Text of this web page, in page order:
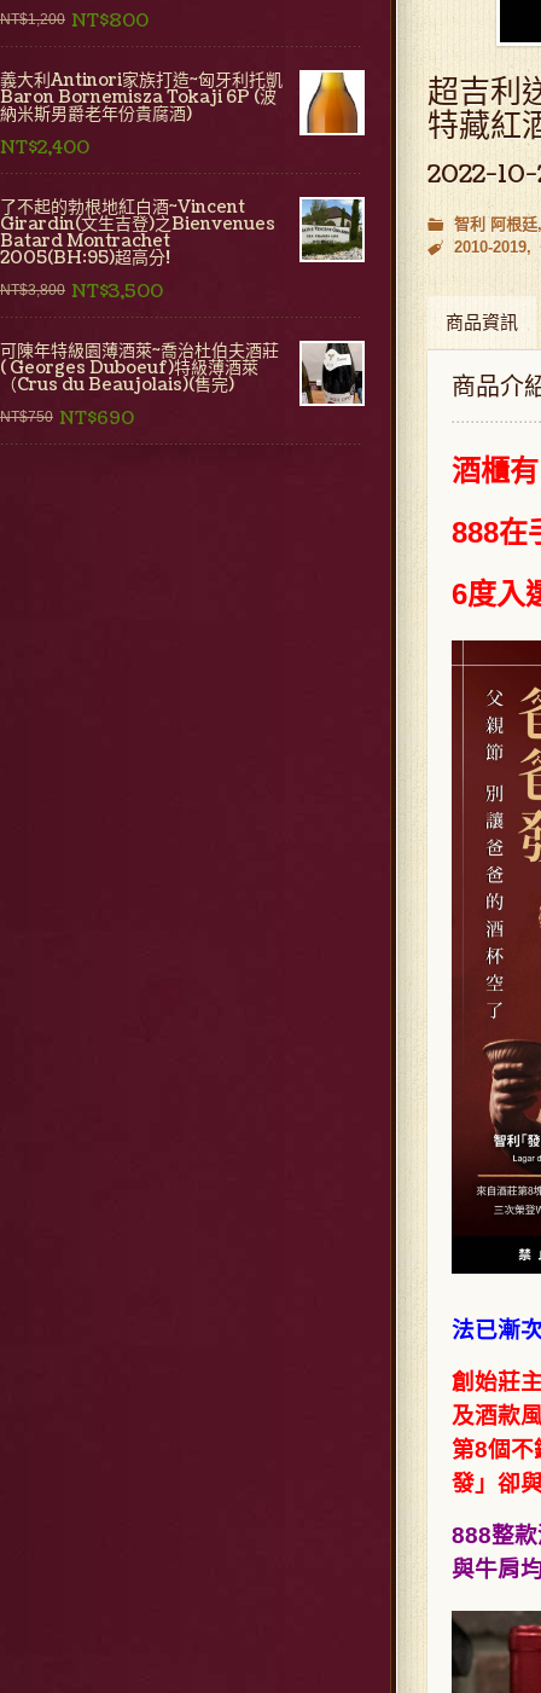
NT$1,200 NT$800
義大利Antinori家族打造~匈牙利托凱
Baron Bornemisza Tokaji 6P (波
納米斯男爵老年份貴腐酒)
NT$2,400
了不起的勃根地紅白酒~Vincent
Girardin(文生吉登)之Bienvenues
Batard Montrachet
2005(BH:95)超高分!
NT$3,800 NT$3,500
可陳年特級園薄酒萊~喬治杜伯夫酒莊
( Georges Duboeuf)特級薄酒萊
（Crus du Beaujolais)(售完)
NT$750 NT$690
超吉利
特藏紅
2022-
智利 阿根廷
2010-2019
商品資訊
商品介
酒櫃
888在
6度入
法已漸
創始莊
及酒款
第8個不
發」卻
888整
與牛肩